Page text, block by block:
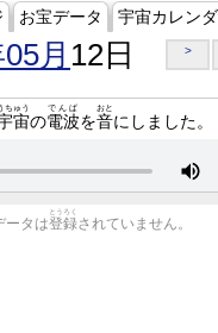
お宝データ 宇宙カレン
月 12日 >
宙
ちゅう
の電波
でんぱ
を音
おと
にしました。
ータは登録
とうろく
されていません。